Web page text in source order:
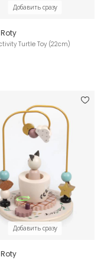
Добавить сразу
Turtle Toy (22cm)
Добавить сразу